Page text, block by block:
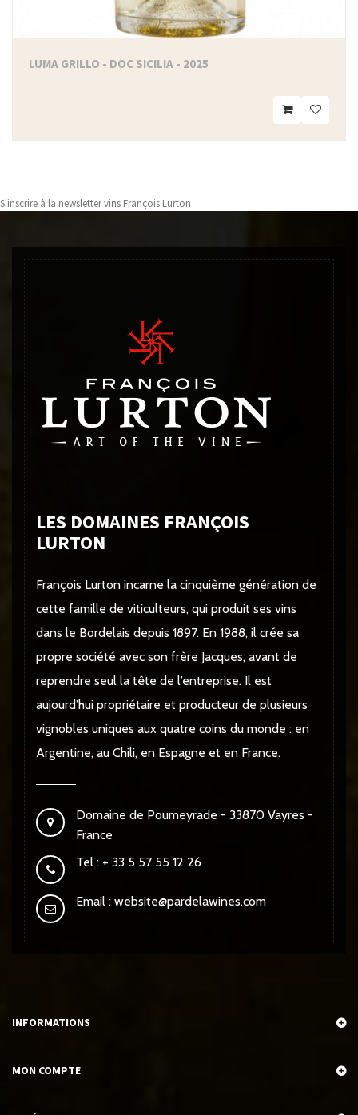
LUMA GRILLO - DOC SICILIA - 2025
S'inscrire à la newsletter vins François Lurton
LES DOMAINES FRANÇOIS
LURTON
François Lurton incarne la cinquième génération de
cette famille de viticulteurs, qui produit ses vins
dans le Bordelais depuis 1897. En 1988, il crée sa
propre société avec son frère Jacques, avant de
reprendre seul la tête de l’entreprise. Il est
aujourd’hui propriétaire et producteur de plusieurs
vignobles uniques aux quatre coins du monde : en
Argentine, au Chili, en Espagne et en France.
Domaine de Poumeyrade - 33870 Vayres -
France
Tel : + 33 5 57 55 12 26
Email : website@pardelawines.com
INFORMATIONS
MON COMPTE